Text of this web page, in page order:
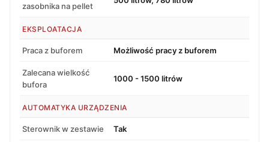
zasobnika na pellet
EKSPLOATACJA
Praca z buforem Możliwość pracy z buforem
Zalecana wielkość
bufora
1000 - 1500 litrów
AUTOMATYKA URZĄDZENIA
Sterownik w zestawie Tak